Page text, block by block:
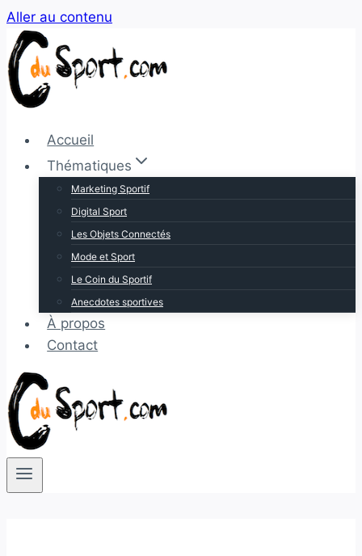
Aller au contenu
Accueil
Thématiques
Marketing Sportif
Digital Sport
Les Objets Connectés
Mode et Sport
Le Coin du Sportif
Anecdotes sportives
À propos
Contact